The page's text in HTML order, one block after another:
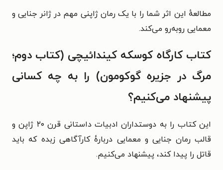
مطالعهٔ این اثر شما را با یک رمان ژاپنی مهم در ژانر جنایی و
معمایی روبه‌رو می‌کند.
کتاب کارگاه کوسکه کیندائیچی (کتاب دوم؛
مرگ در جزیره گوکومون) را به چه کسانی
پیشنهاد می‌کنیم؟
این کتاب را به دوستداران ادبیات داستانی قرن ۲۰ ژاپن و
قالب رمان جنایی و معمایی دربارهٔ کارآگاهی زبده که باید
قاتل را پیدا کند، پیشنهاد می‌کنیم.